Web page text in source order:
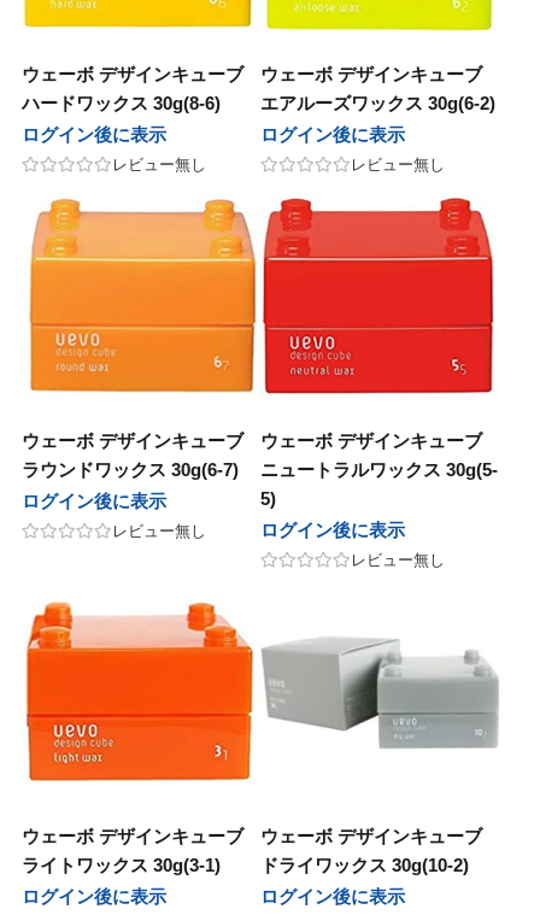
ウェーボ デザインキューブ
ハードワックス 30g(8-6)
ログイン後に表示
レビュー無し
ウェーボ デザインキューブ
エアルーズワックス 30g(6-2)
ログイン後に表示
レビュー無し
ウェーボ デザインキューブ
ラウンドワックス 30g(6-7)
ログイン後に表示
レビュー無し
ウェーボ デザインキューブ
ニュートラルワックス 30g(5-
5)
ログイン後に表示
レビュー無し
ウェーボ デザインキューブ
ライトワックス 30g(3-1)
ログイン後に表示
ウェーボ デザインキューブ
ドライワックス 30g(10-2)
ログイン後に表示